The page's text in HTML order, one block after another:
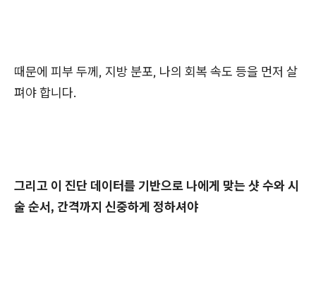
때문에 피부 두께, 지방 분포, 나의 회복 속도 등을 먼저 살
펴야 합니다.
그리고 이 진단 데이터를 기반으로 나에게 맞는 샷 수와 시
술 순서, 간격까지 신중하게 정하셔야